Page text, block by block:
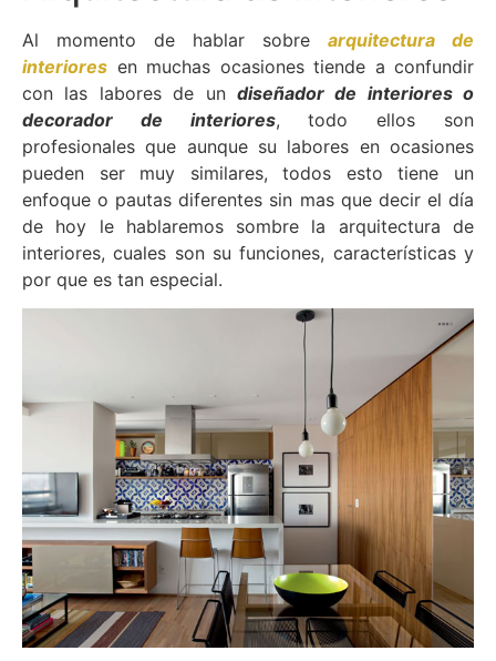
Al momento de hablar sobre arquitectura de
interiores en muchas ocasiones tiende a confundir
con las labores de un diseñador de interiores o
decorador de interiores, todo ellos son
profesionales que aunque su labores en ocasiones
pueden ser muy similares, todos esto tiene un
enfoque o pautas diferentes sin mas que decir el día
de hoy le hablaremos sombre la arquitectura de
interiores, cuales son su funciones, características y
por que es tan especial.